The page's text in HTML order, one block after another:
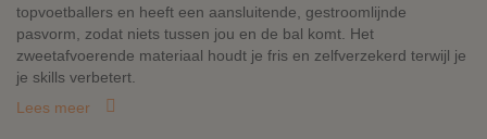
topvoetballers en heeft een aansluitende, gestroomlijnde
pasvorm, zodat niets tussen jou en de bal komt. Het
zweetafvoerende materiaal houdt je fris en zelfverzekerd terwijl je
je skills verbetert.
Lees meer